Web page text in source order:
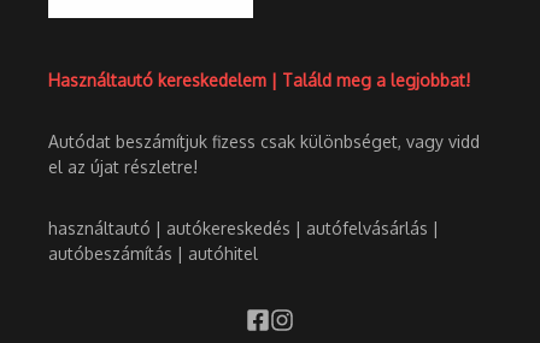
Használtautó kereskedelem | Találd meg a legjobbat!
Autódat beszámítjuk fizess csak különbséget, vagy vidd
el az újat részletre!
használtautó | autókereskedés | autófelvásárlás |
autóbeszámítás | autóhitel